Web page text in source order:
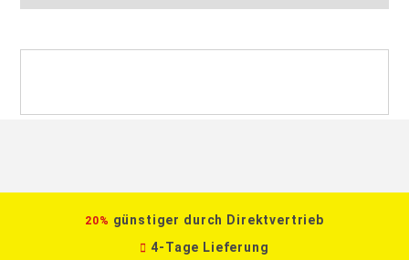
20% günstiger durch Direktvertrieb
4-Tage Lieferung